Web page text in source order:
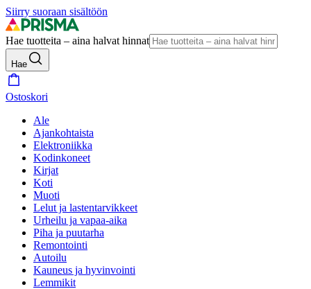
Siirry suoraan sisältöön
Hae tuotteita – aina halvat hinnat
Hae
Ostoskori
Ale
Ajankohtaista
Elektroniikka
Kodinkoneet
Kirjat
Koti
Muoti
Lelut ja lastentarvikkeet
Urheilu ja vapaa-aika
Piha ja puutarha
Remontointi
Autoilu
Kauneus ja hyvinvointi
Lemmikit